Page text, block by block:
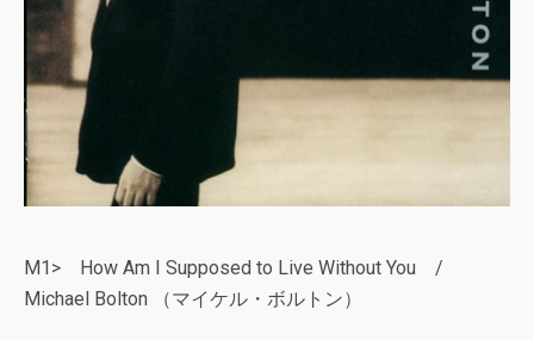
M1> How Am I Supposed to Live Without You /
Michael Bolton （マイケル・ボルトン）